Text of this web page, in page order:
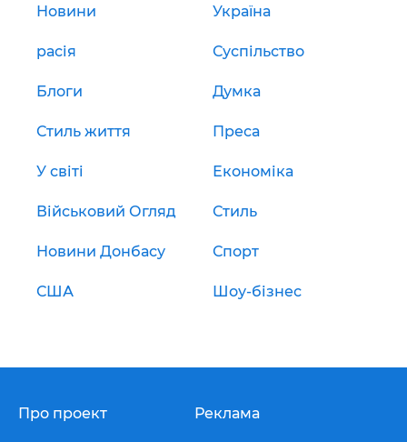
Новини Україна
расія Суспільство
Блоги Думка
Стиль життя Преса
У світі Економіка
Військовий Огляд Стиль
Новини Донбасу Спорт
США Шоу-бізнес
Про проект Реклама